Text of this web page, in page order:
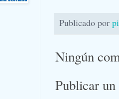
Publicado por
Ningún
Publicar